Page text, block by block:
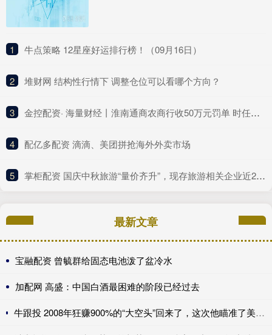
1 ​牛点策略 12星座好运排行榜！（09月16日）
2 ​堆财网 结构性行情下 调整仓位可以看哪个方向？
3 ​金控配资· 海量财经丨淮南通商农商行收50万元罚单 时任副行长、房地产信贷部总经理同时被警告
4 ​配亿多配资 滴滴、美团拼抢海外外卖市场
5 ​掌柜配资 国庆中秋旅游“量价齐升”，现存旅游相关企业近260万家
最新文章
宝融配资 曾毓群给固态电池泼了盆冷水
加配网 高盛：中国白酒最困难的阶段已经过去
牛跟投 2008年狂赚900%的“大空头”回来了，这次他瞄准了美国保险公司，甚至包括伯克希尔......